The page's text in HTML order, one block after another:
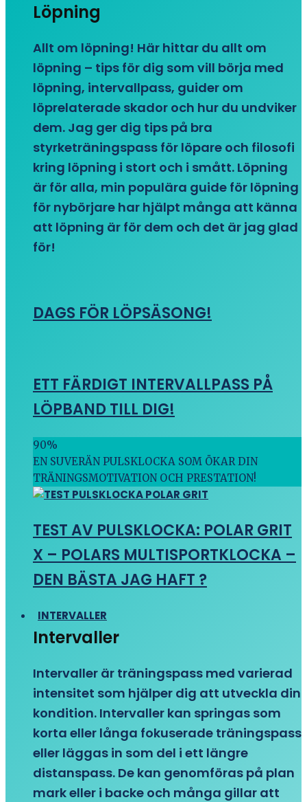
Löpning
Allt om löpning! Här hittar du allt om
löpning – tips för dig som vill börja med
löpning, intervallpass, guider om
löprelaterade skador och hur du undviker
dem. Jag ger dig tips på bra
styrketräningspass för löpare och filosofi
kring löpning i stort och i smått. Löpning
är för alla, min populära guide för löpning
för nybörjare har hjälpt många att känna
att löpning är för dem och det är jag glad
för!
DAGS FÖR LÖPSÄSONG!
ETT FÄRDIGT INTERVALLPASS PÅ
LÖPBAND TILL DIG!
90%
EN SUVERÄN PULSKLOCKA SOM ÖKAR DIN
TRÄNINGSMOTIVATION OCH PRESTATION!
TEST AV PULSKLOCKA: POLAR GRIT
X – POLARS MULTISPORTKLOCKA –
DEN BÄSTA JAG HAFT ?
INTERVALLER
Intervaller
Intervaller är träningspass med varierad
intensitet som hjälper dig att utveckla din
kondition. Intervaller kan springas som
korta eller långa fokuserade träningspass
eller läggas in som del i ett längre
distanspass. De kan genomföras på plan
mark eller i backe och många gillar att